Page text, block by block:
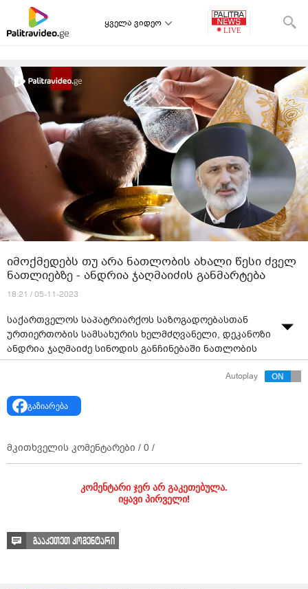
ყველა ვიდეო
იმოქმედებს თუ არა ნათლობის ახალი წესი ძველ
ნათლიებზე - ანდრია ჯაღმაიძის განმარტება
18:21 / 05-11-2023
საქართველოს საპატრიარქოს საზოგადოებასთან
ურთიერთობის სამსახურის ხელმძღვანელი, დეკანოზი
ანდრია ჯაღმაიძე სინოდის განჩინებაში ნათლობის
წესთან დაკავშირებით განმარტებას აკეთებს და
„მიმდინარე წლის 2 ნოემბრის სინოდის
შესრულებულ ნათლობაში მონაწილეთა მიმართ რაიმე
ამასთან, დეკანოზი ანდრია ჯაღმაიძე ნათლობასთან
დაკავშირებულ ძველ წესსაც აქვეყნებს.
Autoplay
გაზიარება
მკითხველის კომენტარები / 0 /
კომენტარი ჯერ არ გაკეთებულა.
იყავი პირველი!
გააკეთეთ კომენტარი